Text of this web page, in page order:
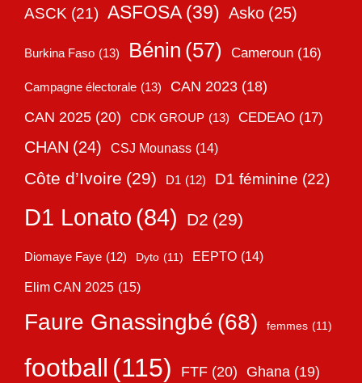
ASCK (21) ASFOSA (39) Asko (25)
Burkina Faso (13) Bénin (57) Cameroun (16)
Campagne électorale (13) CAN 2023 (18)
CAN 2025 (20) CDK GROUP (13) CEDEAO (17)
CHAN (24) CSJ Mounass (14)
Côte d’Ivoire (29) D1 (12) D1 féminine (22)
D1 Lonato (84) D2 (29)
Diomaye Faye (12) Dyto (11) EEPTO (14)
Elim CAN 2025 (15)
Faure Gnassingbé (68) femmes (11)
football (115) FTF (20) Ghana (19)